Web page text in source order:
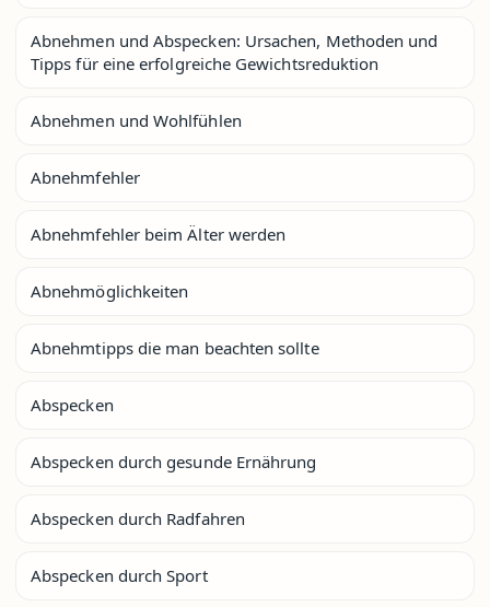
Abnehmen und Abspecken: Ursachen, Methoden und
Tipps für eine erfolgreiche Gewichtsreduktion
Abnehmen und Wohlfühlen
Abnehmfehler
Abnehmfehler beim Älter werden
Abnehmöglichkeiten
Abnehmtipps die man beachten sollte
Abspecken
Abspecken durch gesunde Ernährung
Abspecken durch Radfahren
Abspecken durch Sport